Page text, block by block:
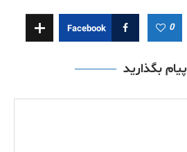
0
Facebook
پیام بگذارید